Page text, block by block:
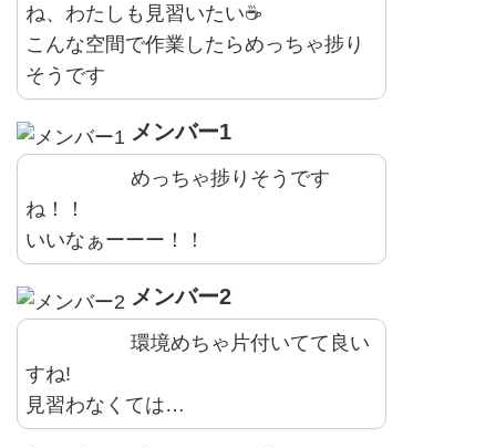
ね、わたしも見習いたい☕
こんな空間で作業したらめっちゃ捗り
そうです
メンバー1
めっちゃ捗りそうです
ね！！
いいなぁーーー！！
メンバー2
環境めちゃ片付いてて良い
すね!
見習わなくては…